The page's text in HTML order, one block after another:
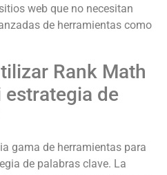
web que no necesitan
de herramientas como
Rank Math
de
gama de herramientas para
de palabras clave. La